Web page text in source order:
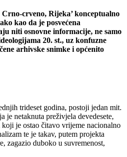
crveno, Rijeka’ konceptualno
kao da je posvećena
niti osnovne informacije, ne samo
20. st., uz konfuzne
arhivske snimke i općenito
trideset godina, postoji jedan mit.
je netaknuta preživjela devedesete,
je ostao čitavo vrijeme nacionalno
te je takav, putem projekta
zagazio duboko u suvremenost,